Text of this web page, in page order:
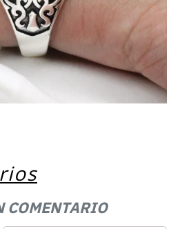
COMENTARIO